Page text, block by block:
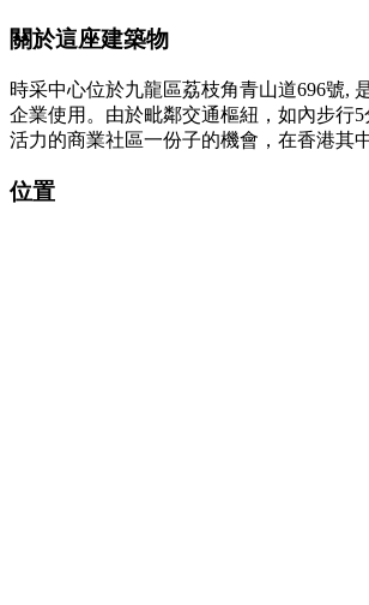
關於這座建築物
時采中心位於九龍區荔枝角青山道696號,
企業使用。由於毗鄰交通樞紐，如內步行
活力的商業社區一份子的機會，在香港其
位置